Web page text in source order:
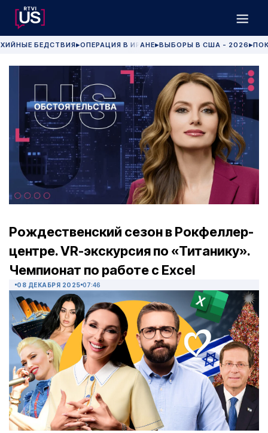
БЕДСТВИЯ▶ОПЕРАЦИЯ В ИРАНЕ▶ВЫБОРЫ В США - 2026 ▶
Рождественский сезон в Рокфеллер-
центре. VR-экскурсия по «Титанику».
Чемпионат по работе с Excel
08 ДЕКАБРЯ 2025 07:46